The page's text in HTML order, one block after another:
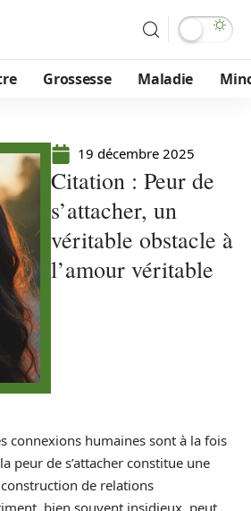
Grossesse Maladie
19 décembre 2025
Citation : Peur de
s’attacher, un
véritable obstacle à
l’amour véritable
connexions humaines sont à la fois
peur de s’attacher constitue une
de relations
bien souvent insidieux, peut